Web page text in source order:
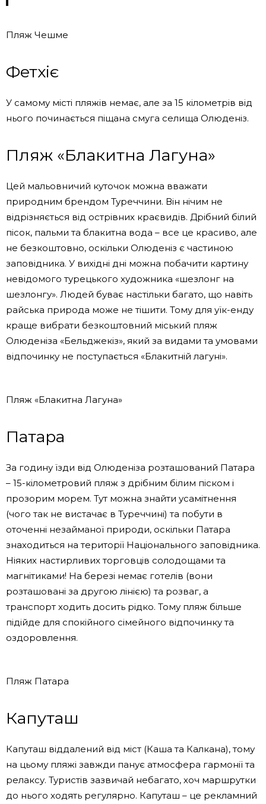
Пляж Чешме
Фетхіє
У самому місті пляжів немає, але за 15 кілометрів від
нього починається піщана смуга селища Олюденіз.
Пляж «Блакитна Лагуна»
Цей мальовничий куточок можна вважати
природним брендом Туреччини. Він нічим не
відрізняється від острівних краєвидів. Дрібний білий
пісок, пальми та блакитна вода – все це красиво, але
не безкоштовно, оскільки Олюденіз є частиною
заповідника. У вихідні дні можна побачити картину
невідомого турецького художника «шезлонг на
шезлонгу». Людей буває настільки багато, що навіть
райська природа може не тішити. Тому для уїк-енду
краще вибрати безкоштовний міський пляж
Олюденіза «Бельджекіз», який за видами та умовами
відпочинку не поступається «Блакитній лагуні».
Пляж «Блакитна Лагуна»
Патара
За годину їзди від Олюденіза розташований Патара
– 15-кілометровий пляж з дрібним білим піском і
прозорим морем. Тут можна знайти усамітнення
(чого так не вистачає в Туреччині) та побути в
оточенні незайманої природи, оскільки Патара
знаходиться на території Національного заповідника.
Ніяких настирливих торговців солодощами та
магнітиками! На березі немає готелів (вони
розташовані за другою лінією) та розваг, а
транспорт ходить досить рідко. Тому пляж більше
підійде для спокійного сімейного відпочинку та
оздоровлення.
Пляж Патара
Капуташ
Капуташ віддалений від міст (Каша та Калкана), тому
на цьому пляжі завжди панує атмосфера гармонії та
релаксу. Туристів зазвичай небагато, хоч маршрутки
до нього ходять регулярно. Капуташ – це рекламний